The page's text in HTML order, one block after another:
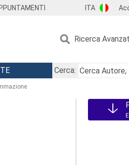
ITA
Ricerca
Cerca: